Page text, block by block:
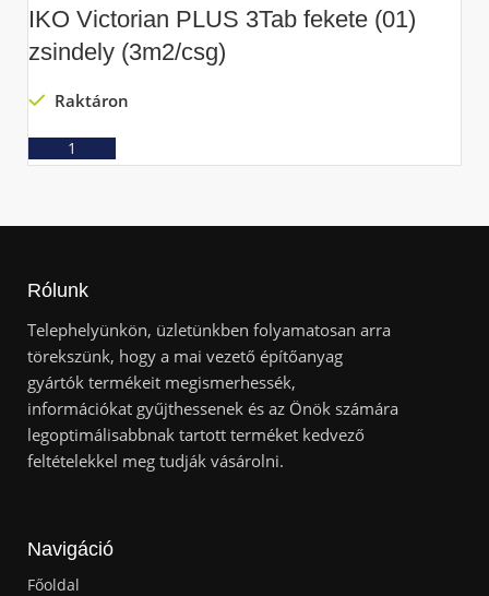
IKO Victorian PLUS 3Tab fekete (01)
zsindely (3m2/csg)
Raktáron
Rólunk
Telephelyünkön, üzletünkben folyamatosan arra
törekszünk, hogy a mai vezető építőanyag
gyártók termékeit megismerhessék,
információkat gyűjthessenek és az Önök számára
legoptimálisabbnak tartott terméket kedvező
feltételekkel meg tudják vásárolni.
Navigáció
Főoldal